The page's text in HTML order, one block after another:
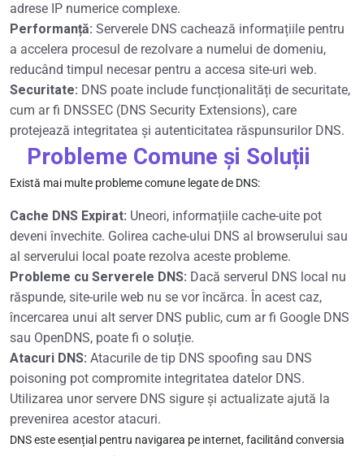
adrese IP numerice complexe.
Performanță: Serverele DNS cachează informațiile pentru
a accelera procesul de rezolvare a numelui de domeniu,
reducând timpul necesar pentru a accesa site-uri web.
Securitate: DNS poate include funcționalități de securitate,
cum ar fi DNSSEC (DNS Security Extensions), care
protejează integritatea și autenticitatea răspunsurilor DNS.
Probleme Comune și Soluții
Există mai multe probleme comune legate de DNS:
Cache DNS Expirat: Uneori, informațiile cache-uite pot
deveni învechite. Golirea cache-ului DNS al browserului sau
al serverului local poate rezolva aceste probleme.
Probleme cu Serverele DNS: Dacă serverul DNS local nu
răspunde, site-urile web nu se vor încărca. În acest caz,
încercarea unui alt server DNS public, cum ar fi Google DNS
sau OpenDNS, poate fi o soluție.
Atacuri DNS: Atacurile de tip DNS spoofing sau DNS
poisoning pot compromite integritatea datelor DNS.
Utilizarea unor servere DNS sigure și actualizate ajută la
prevenirea acestor atacuri.
DNS este esențial pentru navigarea pe internet, facilitând conversia